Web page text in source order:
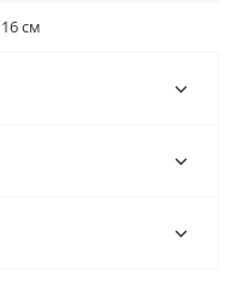
16 см